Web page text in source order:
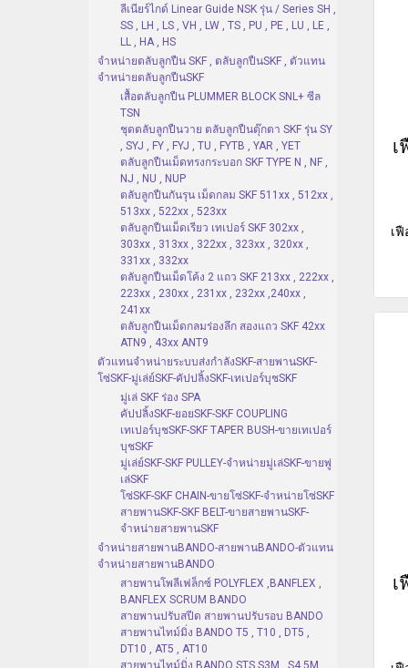
เ
เฟื
เ
ลีเนียร์ไกด์ Linear Guide NSK รุ่น / Series SH ,
SS , LH , LS , VH , LW , TS , PU , PE , LU , LE ,
LL , HA , HS
จำหน่ายตลับลูกปืน SKF , ตลับลูกปืนSKF , ตัวแทน
จำหน่ายตลับลูกปืนSKF
เสื้อตลับลูกปืน PLUMMER BLOCK SNL+ ซีล
TSN
ชุดตลับลูกปืนวาย ตลับลูกปืนตุ๊กตา SKF รุ่น SY
, SYJ , FY , FYJ , TU , FYTB , YAR , YET
ตลับลูกปืนเม็ดทรงกระบอก SKF TYPE N , NF ,
NJ , NU , NUP
ตลับลูกปืนกันรุน เม็ดกลม SKF 511xx , 512xx ,
513xx , 522xx , 523xx
ตลับลูกปืนเม็ดเรียว เทเปอร์ SKF 302xx ,
303xx , 313xx , 322xx , 323xx , 320xx ,
331xx , 332xx
ตลับลูกปืนเม็ดโค้ง 2 แถว SKF 213xx , 222xx ,
223xx , 230xx , 231xx , 232xx ,240xx ,
241xx
ตลับลูกปืนเม็ดกลมร่องลึก สองแถว SKF 42xx
ATN9 , 43xx ANT9
ตัวแทนจำหน่ายระบบส่งกำลังSKF-สายพานSKF-
โซ่SKF-มู่เล่ย์SKF-คัปปลิ้งSKF-เทเปอร์บุชSKF
มู่เล่ SKF ร่อง SPA
คัปปลิ้งSKF-ยอยSKF-SKF COUPLING
เทเปอร์บุชSKF-SKF TAPER BUSH-ขายเทเปอร์
บุชSKF
มู่เล่ย์SKF-SKF PULLEY-จำหน่ายมู่เล่SKF-ขายพู่
เล่SKF
โซ่SKF-SKF CHAIN-ขายโซ่SKF-จำหน่ายโซ่SKF
สายพานSKF-SKF BELT-ขายสายพานSKF-
จำหน่ายสายพานSKF
จำหน่ายสายพานBANDO-สายพานBANDO-ตัวแทน
จำหน่ายสายพานBANDO
สายพานโพลีเฟล็กซ์ POLYFLEX ,BANFLEX ,
BANFLEX SCRUM BANDO
สายพานปรับสปีด สายพานปรับรอบ BANDO
สายพานไทม์มิ่ง BANDO T5 , T10 , DT5 ,
DT10 , AT5 , AT10
สายพานไทม์มิ่ง BANDO STS S3M , S4.5M ,